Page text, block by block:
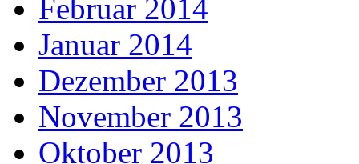
Februar 2014
Januar 2014
Dezember 2013
November 2013
Oktober 2013